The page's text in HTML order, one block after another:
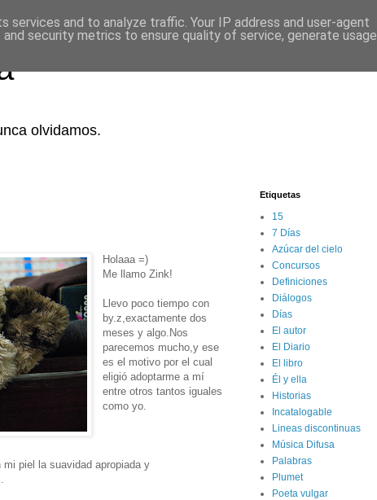
olvidamos.
Holaaa =)
Me llamo Zink!
Llevo poco tiempo con
by.z,exactamente dos
meses y algo.Nos
parecemos mucho,y ese
es el motivo por el cual
eligió adoptarme a mí
entre otros tantos iguales
como yo.
piel la suavidad apropiada y
Etiquetas
15
7 Días
Azúcar del cielo
Concursos
Definiciones
Diálogos
Días
El autor
El Diario
El libro
Él y ella
Historias
Incatalogable
Lineas discontinuas
Música Difusa
Palabras
Plumet
Poeta vulgar
and to analyze traffic. Your IP address and user-agent
security metrics to ensure quality of service, generate usage